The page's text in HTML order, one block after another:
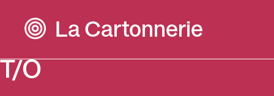
La Cartonnerie
T/O